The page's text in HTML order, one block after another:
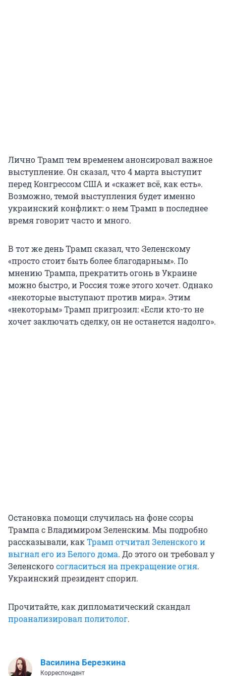
Лично Трамп тем временем анонсировал важное
выступление. Он сказал, что 4 марта выступит
перед Конгрессом США и «скажет всё, как есть».
Возможно, темой выступления будет именно
украинский конфликт: о нем Трамп в последнее
время говорит часто и много.
В тот же день Трамп сказал, что Зеленскому
«просто стоит быть более благодарным». По
мнению Трампа, прекратить огонь в Украине
можно быстро, и Россия тоже этого хочет. Однако
«некоторые выступают против мира». Этим
«некоторым» Трамп пригрозил: «Если кто-то не
хочет заключать сделку, он не останется надолго».
Остановка помощи случилась на фоне ссоры
Трампа с Владимиром Зеленским. Мы подробно
рассказывали, какТрамп отчитал Зеленского и
выгнал его из Белого дома. До этого он требовал у
Зеленскогосогласиться на прекращение огня.
Украинский президент спорил.
Прочитайте, как дипломатический скандал
проанализировал политолог.
Василина Березкина
Корреспондент